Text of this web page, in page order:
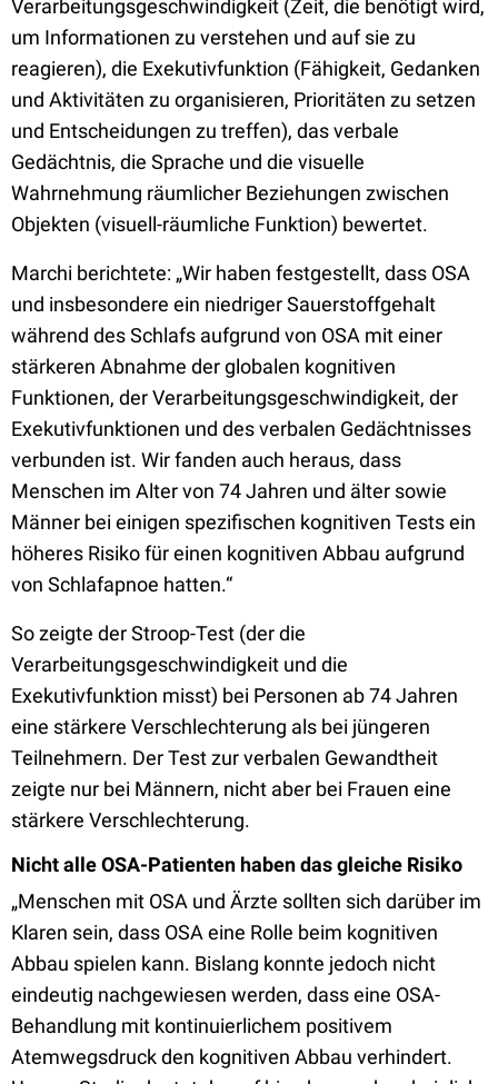
Verarbeitungsgeschwindigkeit (Zeit, die benötigt wird,
um Informationen zu verstehen und auf sie zu
reagieren), die Exekutivfunktion (Fähigkeit, Gedanken
und Aktivitäten zu organisieren, Prioritäten zu setzen
und Entscheidungen zu treffen), das verbale
Gedächtnis, die Sprache und die visuelle
Wahrnehmung räumlicher Beziehungen zwischen
Objekten (visuell-räumliche Funktion) bewertet.
Marchi berichtete: „Wir haben festgestellt, dass OSA
und insbesondere ein niedriger Sauerstoffgehalt
während des Schlafs aufgrund von OSA mit einer
stärkeren Abnahme der globalen kognitiven
Funktionen, der Verarbeitungsgeschwindigkeit, der
Exekutivfunktionen und des verbalen Gedächtnisses
verbunden ist. Wir fanden auch heraus, dass
Menschen im Alter von 74 Jahren und älter sowie
Männer bei einigen spezifischen kognitiven Tests ein
höheres Risiko für einen kognitiven Abbau aufgrund
von Schlafapnoe hatten.“
So zeigte der Stroop-Test (der die
Verarbeitungsgeschwindigkeit und die
Exekutivfunktion misst) bei Personen ab 74 Jahren
eine stärkere Verschlechterung als bei jüngeren
Teilnehmern. Der Test zur verbalen Gewandtheit
zeigte nur bei Männern, nicht aber bei Frauen eine
stärkere Verschlechterung.
Nicht alle OSA-Patienten haben das gleiche Risiko
„Menschen mit OSA und Ärzte sollten sich darüber im
Klaren sein, dass OSA eine Rolle beim kognitiven
Abbau spielen kann. Bislang konnte jedoch nicht
eindeutig nachgewiesen werden, dass eine OSA-
Behandlung mit kontinuierlichem positivem
Atemwegsdruck den kognitiven Abbau verhindert.